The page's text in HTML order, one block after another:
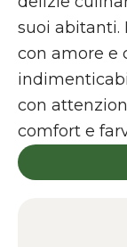
suoi abitanti.
con amore e
con
comfort e